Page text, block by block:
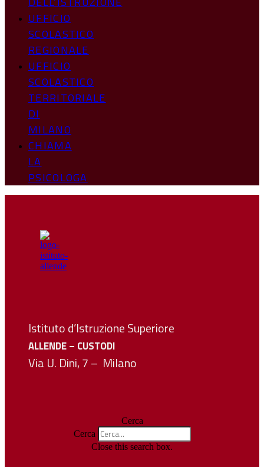
UFFICIO
SCOLASTICO
REGIONALE
UFFICIO
SCOLASTICO
TERRITORIALE
DI
MILANO
CHIAMA
LA
PSICOLOGA
Istituto d’Istruzione Superiore
ALLENDE – CUSTODI
Via U. Dini, 7 – Milano
Cerca
Cerca
Close this search box.